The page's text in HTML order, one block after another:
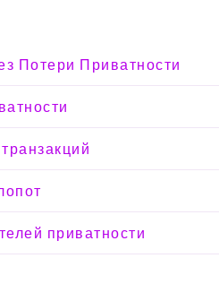
Потери Приватности
приватности